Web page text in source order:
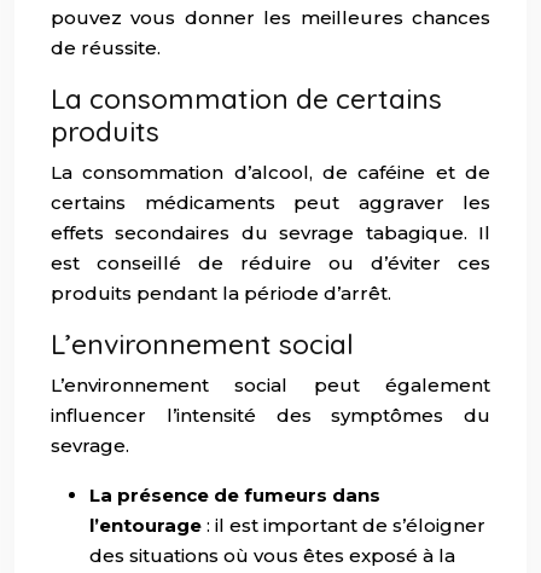
pouvez vous donner les meilleures chances
de réussite.
La consommation de certains
produits
La consommation d’alcool, de caféine et de
certains médicaments peut aggraver les
effets secondaires du sevrage tabagique. Il
est conseillé de réduire ou d’éviter ces
produits pendant la période d’arrêt.
L’environnement social
L’environnement social peut également
influencer l’intensité des symptômes du
sevrage.
La présence de fumeurs dans
l’entourage : il est important de s’éloigner
des situations où vous êtes exposé à la